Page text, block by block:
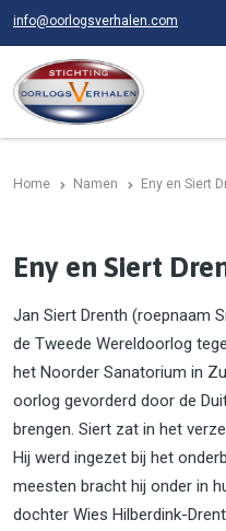
info@oorlogsverhalen.com
Home Namen Eny en Siert
Eny en Siert
Jan Siert Drenth (roepnaam
de Tweede Wereldoorlog
het Noorder Sanatorium in
oorlog gevorderd door de
brengen. Siert zat in het
Hij werd ingezet bij het
meesten bracht hij onder in
dochter Wies Hilberdink-